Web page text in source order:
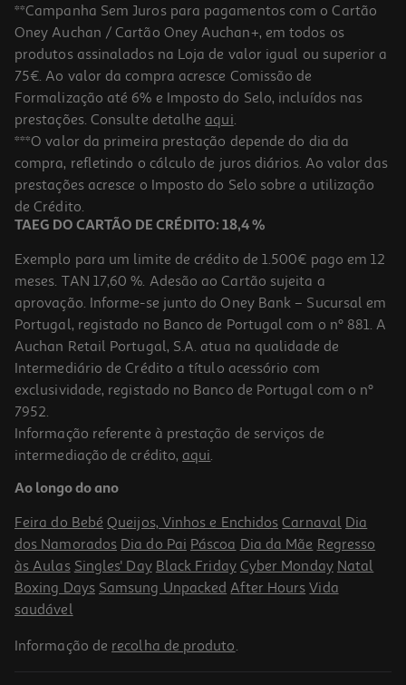
**Campanha Sem Juros para pagamentos com o Cartão
Oney Auchan / Cartão Oney Auchan+, em todos os
produtos assinalados na Loja de valor igual ou superior a
75€. Ao valor da compra acresce Comissão de
Formalização até 6% e Imposto do Selo, incluídos nas
prestações. Consulte detalhe aqui.
***O valor da primeira prestação depende do dia da
compra, refletindo o cálculo de juros diários. Ao valor das
prestações acresce o Imposto do Selo sobre a utilização
de Crédito.
TAEG DO CARTÃO DE CRÉDITO: 18,4 %
Exemplo para um limite de crédito de 1.500€ pago em 12
meses. TAN 17,60 %. Adesão ao Cartão sujeita a
aprovação. Informe-se junto do Oney Bank – Sucursal em
Portugal, registado no Banco de Portugal com o nº 881. A
Auchan Retail Portugal, S.A. atua na qualidade de
Intermediário de Crédito a título acessório com
exclusividade, registado no Banco de Portugal com o nº
7952.
Informação referente à prestação de serviços de
intermediação de crédito, aqui.
Ao longo do ano
Feira do Bebé Queijos, Vinhos e Enchidos Carnaval Dia
dos Namorados Dia do Pai Páscoa Dia da Mãe Regresso
às Aulas Singles' Day Black Friday Cyber Monday Natal
Boxing Days Samsung Unpacked After Hours Vida
saudável
Informação de recolha de produto.